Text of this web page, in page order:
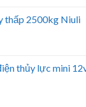
thấp 2500kg Niuli
thủy lực mini